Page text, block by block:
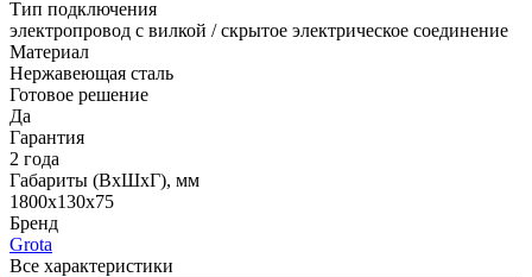
Тип подключения
электропровод с вилкой / скрытое электрическое соединение
Материал
Нержавеющая сталь
Готовое решение
Да
Гарантия
2 года
Габариты (ВхШхГ), мм
1800x130x75
Бренд
Grota
Все характеристики